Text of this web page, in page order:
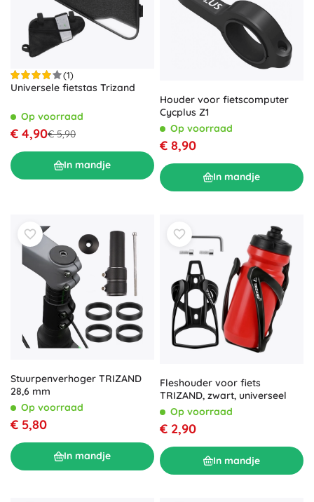
(1)
Universele fietstas Trizand
Op voorraad
€ 4,90€ 5,90
In mandje
Houder voor fietscomputer
Cycplus Z1
Op voorraad
€ 8,90
In mandje
Stuurpenverhoger TRIZAND
28,6 mm
Op voorraad
€ 5,80
In mandje
Fleshouder voor fiets
TRIZAND, zwart, universeel
Op voorraad
€ 2,90
In mandje